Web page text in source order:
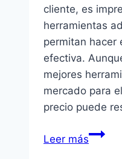
cliente, es
herramientas
permitan hacer
efectiva.
mejores
mercado para
precio puede
Leer más6